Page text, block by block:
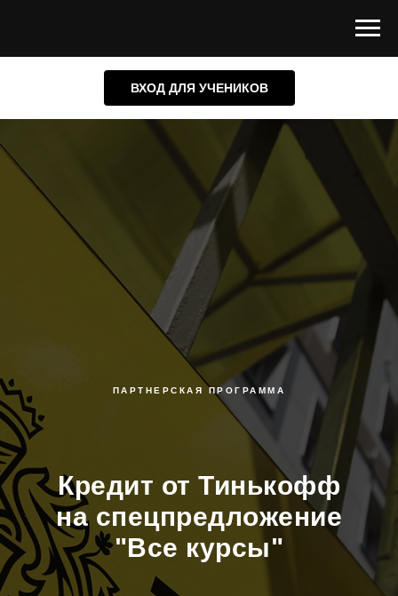
ВХОД ДЛЯ УЧЕНИКОВ
ПАРТНЕРСКАЯ ПРОГРАММА
Кредит от Тинькофф
на спецпредложение
"Все курсы"